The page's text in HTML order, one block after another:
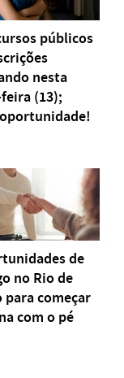
públicos
nesta
(13);
de
no Rio de
para começar
com o pé